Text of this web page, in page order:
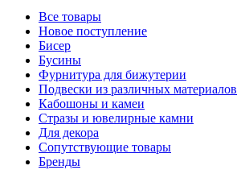
Все товары
Новое поступление
Бисер
Бусины
Фурнитура для бижутерии
Подвески из различных материалов
Кабошоны и камеи
Стразы и ювелирные камни
Для декора
Сопутствующие товары
Бренды